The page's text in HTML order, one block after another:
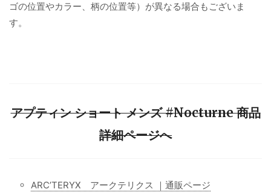
ゴの位置やカラー、柄の位置等）が異なる場合もございま
す。
アプティン ショート メンズ #Nocturne 商品
詳細ページへ
ARC’TERYX アークテリクス ｜通販ページ